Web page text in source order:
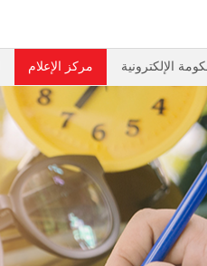
الإلكترونية مركز الإعلام